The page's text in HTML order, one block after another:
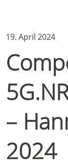
19. April 2024
–
2024